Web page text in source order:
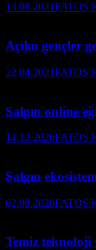
13.08.2021FATOŞ
Açılın gençler
22.04.2021FATOŞ
Salgın online
14.12.2020FATOŞ
Salgın
02.08.2020FATOŞ
Temiz teknoloji